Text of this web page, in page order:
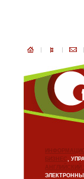
БИЗНЕС,
АНГЛИЙСКИЙ